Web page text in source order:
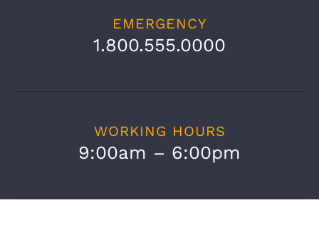
EMERGENCY
1.800.555.0000
WORKING HOURS
9:00am – 6:00pm